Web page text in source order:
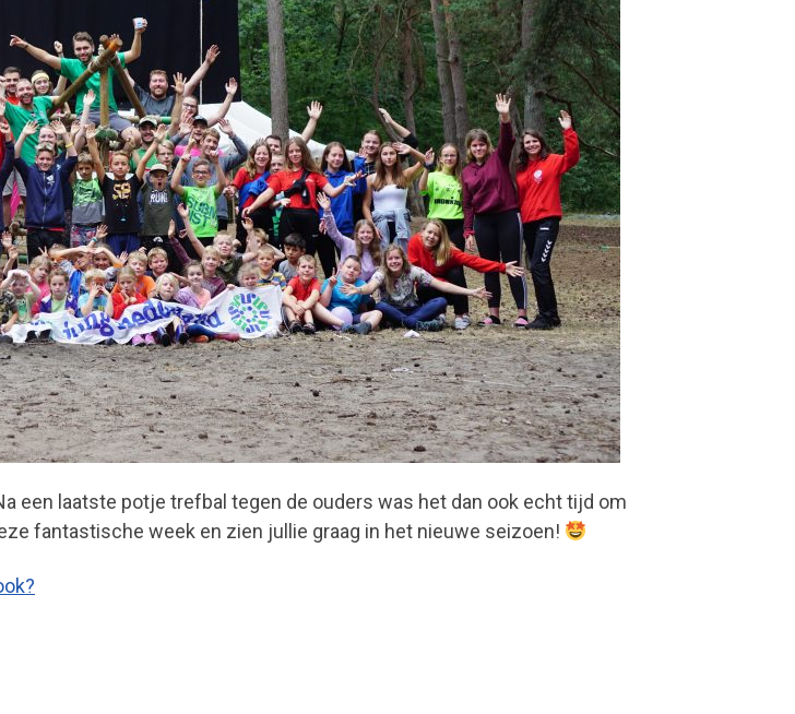
een laatste potje trefbal tegen de ouders was het dan ook echt tijd om
fantastische week en zien jullie graag in het nieuwe seizoen!